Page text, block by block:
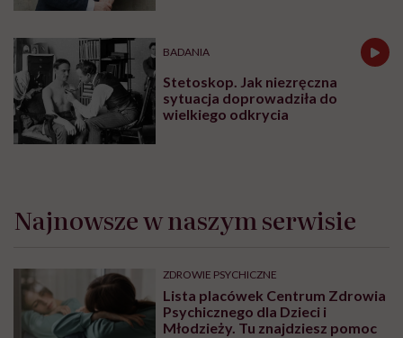
BADANIA
Stetoskop. Jak niezręczna
sytuacja doprowadziła do
wielkiego odkrycia
Najnowsze w naszym serwisie
ZDROWIE PSYCHICZNE
Lista placówek Centrum Zdrowia
Psychicznego dla Dzieci i
Młodzieży. Tu znajdziesz pomoc